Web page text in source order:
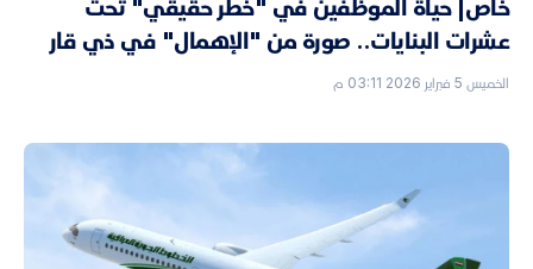
خاص| حياة الموظفين في "خطر حقيقي" تحت
عشرات البنايات.. صورة من "الإهمال" في ذي قار
الخميس 5 فبراير 2026 03:11 م